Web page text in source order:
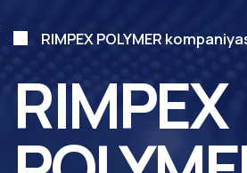
POLYMER
RIMPEX POLYMER— serqatnov rivojlanayotgan,
mustahkam hamkorlik bazasiga va sertifikatlangan
korxona.